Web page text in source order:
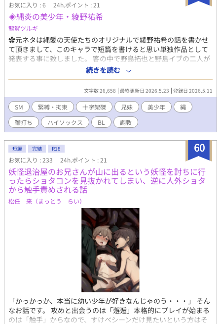
お気に入り : 6 24h.ポイント : 21
◈縄炎の美少年・綾野祐希
龍賀ツルギ
✿元ネタは縄愛の天使たちのオリジナルで綾野祐希の話を書かせ
て頂きまして、このキャラで短篇を書けると思い単独作品として
発表する事に致しました。 客の中で野島拓也と野島イブの二人が
いるのですが、金髪の美少年・イブに出てくる二人と同一人物で
す。 拙作ではございますが、ご愛読頂くだけで作者として喜びで
すのでこの場で御礼申し上げます🙇 ❀綾野祐希は18歳。 大学に行
っていれば大学1年、妹絵里子は16歳で高校1年。 二人の兄妹は悪
辣な義父の綾野哲也50歳、アダルトショップを経営する大崎宗一
郎47歳、千鶴38歳夫婦によってマゾ奴隷に堕とされてしまった。
祐希はマゾの男娼として毎日千鶴の経営するアダルトショップの
会員に身体を売って生活していた。 10日に一度、祐希と絵里子は
会う事が許されている。 絵里子はマゾである兄への失望と侮蔑か
らサドに目覚め祐希の調教師になる。 「サクリフィ」のスペシャ
ルステージで緊縛された祐希は妹に調教され辱めを受けてマゾの
哀しみに頬を哀涙で濡らすのだった❗️
続きを読む
文字数 26,658 最終更新日 2026.5.23 登録日 2026.5.11
SM 緊縛・拘束 十字架磔 兄妹 美少年
縄
鞭打ち
ハイソックス BL 調教
60
短編 完結 R18
お気に入り : 233 24h.ポイント : 21
妖怪退治屋のお兄さんが山に出るという妖怪を討ちに行
ったらショタコンを見抜かれてしまい、逆に人外ショタ
から触手責めされる話
松任 来（まっとう らい）
「かっかっか、本当に幼い少年が好きなんじゃのう・・・」 そん
なお話です。 攻めと出会うのは「邂逅」本格的にプレイが始まる
のは「触手」からなので、すけべシーンだけ見たいという方はそ